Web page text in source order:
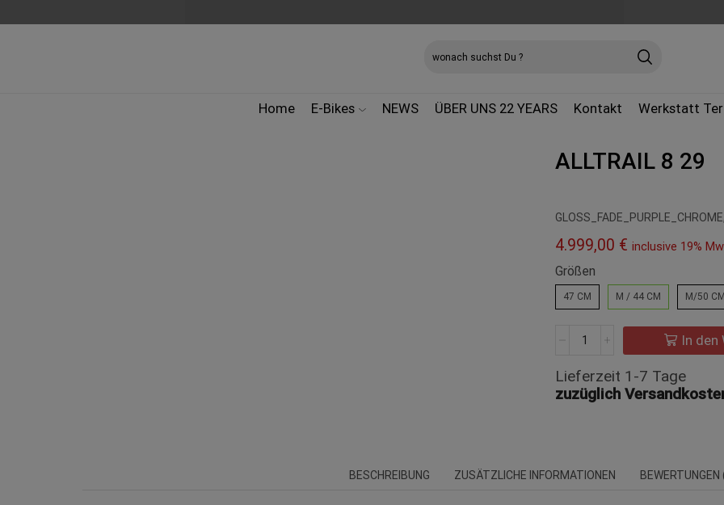
Home E-Bikes NEWS ÜBER UNS 22 YEARS Kontakt Werkstatt
ALLTRAIL 8 29
4.999,00 € inclusive 19%
Größen
47 CM M / 44 CM M/50
Menge
In den
Lieferzeit 1-7 Tage
zuzüglich
BESCHREIBUNG ZUSÄTZLICHE INFORMATIONEN BEWERTUNGEN